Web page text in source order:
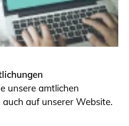
unsere amtlichen
auf unserer Website.